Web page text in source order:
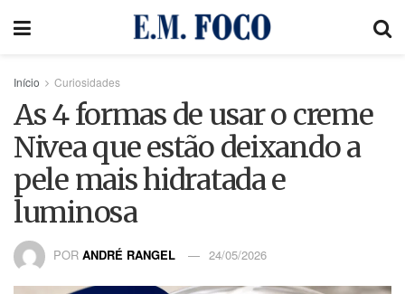
Início Curiosidades
As 4 formas de usar o creme
Nivea que estão deixando a
pele mais hidratada e
luminosa
POR ANDRÉ RANGEL 24/05/2026